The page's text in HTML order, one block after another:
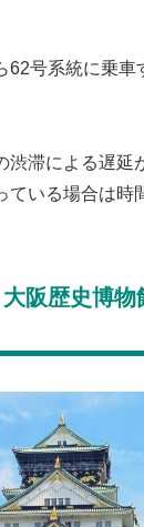
号系統に乗車
滞による遅延
ている場合は時
阪歴史博物